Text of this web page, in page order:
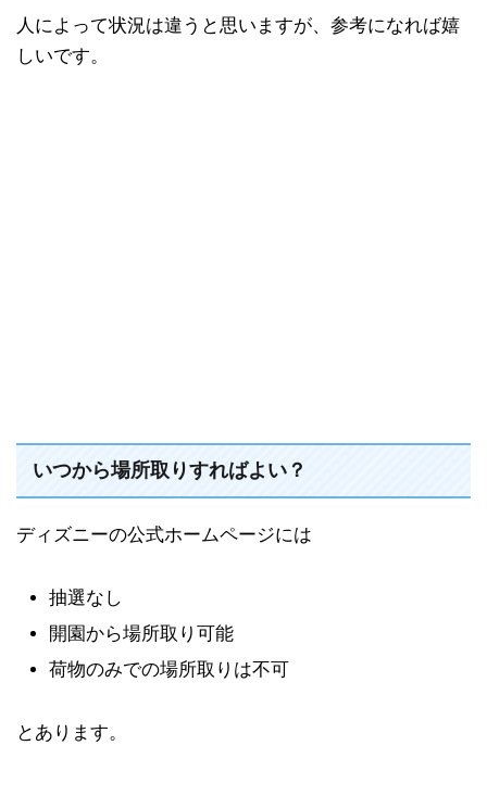
人によって状況は違うと思いますが、参考になれば嬉
しいです。
いつから場所取りすればよい？
ディズニーの公式ホームページには
抽選なし
開園から場所取り可能
荷物のみでの場所取りは不可
とあります。